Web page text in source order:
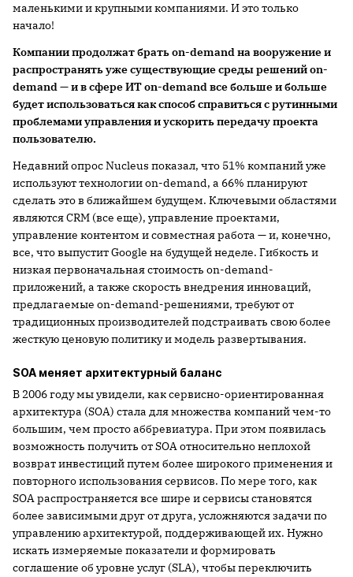
маленькими и крупными компаниями. И это только
начало!
Компании продолжат брать on-demand на вооружение и
распространять уже существующие среды решений on-
demand — и в сфере ИТ on-demand все больше и больше
будет использоваться как способ справиться с рутинными
проблемами управления и ускорить передачу проекта
пользователю.
Недавний опрос Nucleus показал, что 51% компаний уже
используют технологии on-demand, а 66% планируют
сделать это в ближайшем будущем. Ключевыми областями
являются CRM (все еще), управление проектами,
управление контентом и совместная работа — и, конечно,
все, что выпустит Google на будущей неделе. Гибкость и
низкая первоначальная стоимость on-demand-
приложений, а также скорость внедрения инноваций,
предлагаемые on-demand-решениями, требуют от
традиционных производителей подстраивать свою более
жесткую ценовую политику и модель развертывания.
SOA меняет архитектурный баланс
В 2006 году мы увидели, как сервисно-ориентированная
архитектура (SOA) стала для множества компаний чем-то
большим, чем просто аббревиатура. При этом появилась
возможность получить от SOA относительно неплохой
возврат инвестиций путем более широкого применения и
повторного использования сервисов. По мере того, как
SOA распространяется все шире и сервисы становятся
более зависимыми друг от друга, усложняются задачи по
управлению архитектурой, поддерживающей их. Нужно
искать измеряемые показатели и формировать
соглашение об уровне услуг (SLA), чтобы переключить